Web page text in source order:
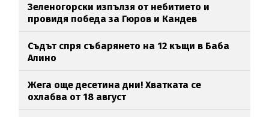
Зеленогорски изпълзя от небитието и
провидя победа за Гюров и Кандев
Съдът спря събарянето на 12 къщи в Баба
Алино
Жега още десетина дни! Хватката се
охлабва от 18 август